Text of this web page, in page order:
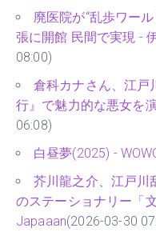
廃医院が“乱歩ワー
張に開館 民間で実現 -
08:00)
倉科カナさん、江戸
行』で魅力的な悪女を
06:08)
白昼夢(2025) -
芥川龍之介、江戸川
のステーショナリー「
Japaaan(2026-03-30